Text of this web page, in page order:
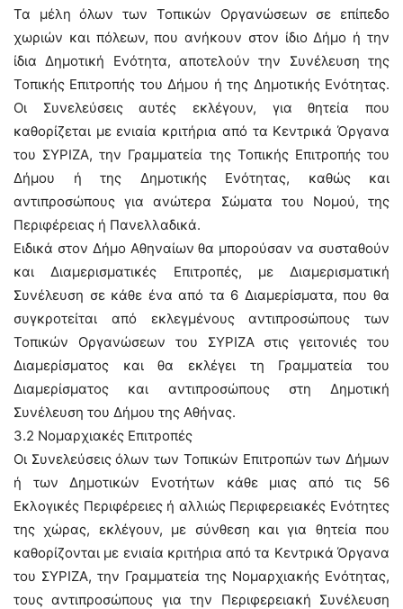
Τα μέλη όλων των Τοπικών Οργανώσεων σε επίπεδο
χωριών και πόλεων, που ανήκουν στον ίδιο Δήμο ή την
ίδια Δημοτική Ενότητα, αποτελούν την Συνέλευση της
Τοπικής Επιτροπής του Δήμου ή της Δημοτικής Ενότητας.
Οι Συνελεύσεις αυτές εκλέγουν, για θητεία που
καθορίζεται με ενιαία κριτήρια από τα Κεντρικά Όργανα
του ΣΥΡΙΖΑ, την Γραμματεία της Τοπικής Επιτροπής του
Δήμου ή της Δημοτικής Ενότητας, καθώς και
αντιπροσώπους για ανώτερα Σώματα του Νομού, της
Περιφέρειας ή Πανελλαδικά.
Ειδικά στον Δήμο Αθηναίων θα μπορούσαν να συσταθούν
και Διαμερισματικές Επιτροπές, με Διαμερισματική
Συνέλευση σε κάθε ένα από τα 6 Διαμερίσματα, που θα
συγκροτείται από εκλεγμένους αντιπροσώπους των
Τοπικών Οργανώσεων του ΣΥΡΙΖΑ στις γειτονιές του
Διαμερίσματος και θα εκλέγει τη Γραμματεία του
Διαμερίσματος και αντιπροσώπους στη Δημοτική
Συνέλευση του Δήμου της Αθήνας.
3.2 Νομαρχιακές Επιτροπές
Οι Συνελεύσεις όλων των Τοπικών Επιτροπών των Δήμων
ή των Δημοτικών Ενοτήτων κάθε μιας από τις 56
Εκλογικές Περιφέρειες ή αλλιώς Περιφερειακές Ενότητες
της χώρας, εκλέγουν, με σύνθεση και για θητεία που
καθορίζονται με ενιαία κριτήρια από τα Κεντρικά Όργανα
του ΣΥΡΙΖΑ, την Γραμματεία της Νομαρχιακής Ενότητας,
τους αντιπροσώπους για την Περιφερειακή Συνέλευση